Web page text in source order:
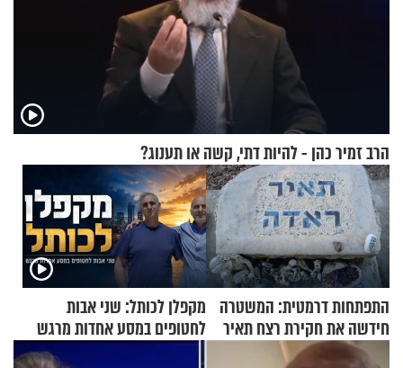
הרב זמיר כהן - להיות דתי, קשה או תענוג?
התפתחות דרמטית: המשטרה
חידשה את חקירת רצח תאיר
ראדה
מקפלן לכותל: שני אבות
לחטופים במסע אחדות מרגש